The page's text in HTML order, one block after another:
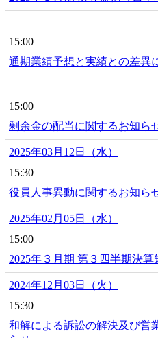
15:00
通期業績予想と実績との差異
15:00
剰余金の配当に関するお知ら
2025年03月12日（水）
15:30
役員人事異動に関するお知ら
2025年02月05日（水）
15:00
2025年３月期 第３四半期決算
2024年12月03日（火）
15:30
和解による訴訟の解決及び営